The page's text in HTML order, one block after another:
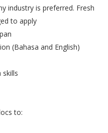
industry is preferred. Fresh
to apply
(Bahasa and English)
skills
to: